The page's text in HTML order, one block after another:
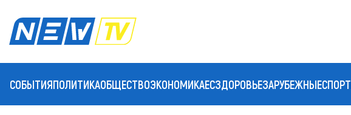
СОБЫТИЯПОЛИТИКАОБЩЕСТВОЭКОНОМИКАЕСЗДОРОВЬЕЗАРУБЕЖНЫЕСПОРТ